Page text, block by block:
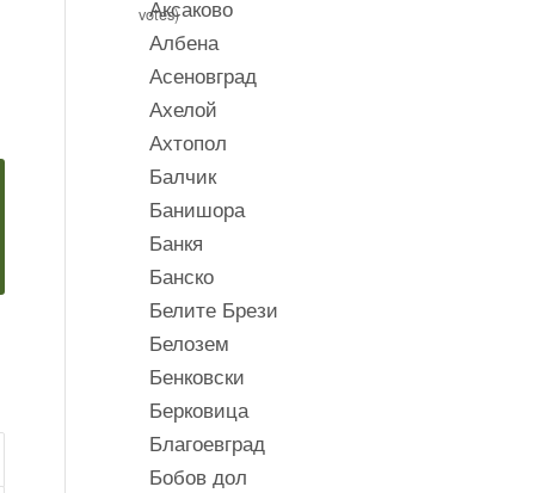
votes)
Аксаково
Албена
Асеновград
Ахелой
Ахтопол
Балчик
Банишора
Банкя
Банско
Белите Брези
Белозем
Бенковски
Берковица
Благоевград
Бобов дол